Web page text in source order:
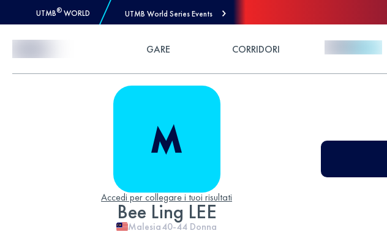
UTMB® WORLD UTMB World Series Events
GARE CORRIDORI
Accedi per collegare i tuoi risultati
Bee Ling LEE
Malesia40-44 Donna